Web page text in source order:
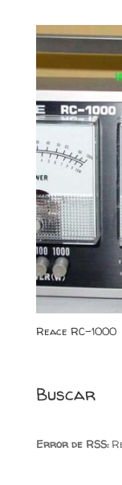
Reace RC-1000
Buscar
Error de RSS: